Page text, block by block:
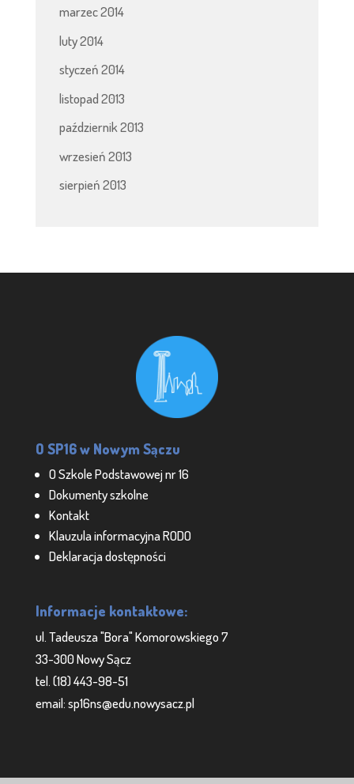
marzec 2014
luty 2014
styczeń 2014
listopad 2013
październik 2013
wrzesień 2013
sierpień 2013
O SP16 w Nowym Sączu
O Szkole Podstawowej nr 16
Dokumenty szkolne
Kontakt
Klauzula informacyjna RODO
Deklaracja dostępności
Informacje kontaktowe:
ul. Tadeusza "Bora" Komorowskiego 7
33-300 Nowy Sącz
tel. (18) 443-98-51
email: sp16ns@edu.nowysacz.pl